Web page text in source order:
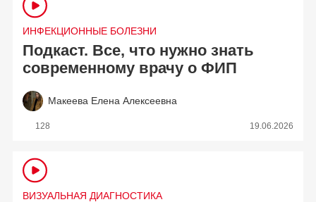
ИНФЕКЦИОННЫЕ БОЛЕЗНИ
Подкаст. Все, что нужно знать
современному врачу о ФИП
Макеева Елена Алексеевна
128 19.06.2026
ВИЗУАЛЬНАЯ ДИАГНОСТИКА